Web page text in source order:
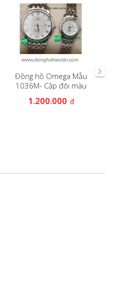
Đồng hồ Omega Mẫu
1036M- Cặp đôi màu
1.200.000 đ